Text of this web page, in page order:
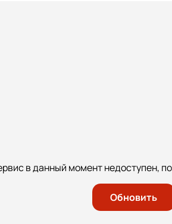
в данный момент недоступен,
Обновить